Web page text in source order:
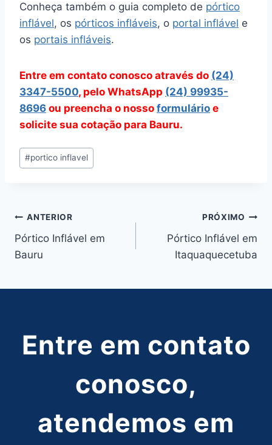
Conheça também o guia completo de pórtico
inflável, os pórticos infláveis, o portal inflável e
os portais infláveis.
Entre em contato conosco através do (24)
3347-5500, pelo WhatsApp (24) 99935-
8696 ou preencha o nosso formulário e
solicite sua cotação para Bauru.
Tags
do
#portico inflavel
Navegação
de
ANTERIOR
Pórtico Inflável em
Bauru
PRÓXIMO
Pórtico Inflável em
Itaquaquecetuba
Entre em contato
conosco,
atendemos em